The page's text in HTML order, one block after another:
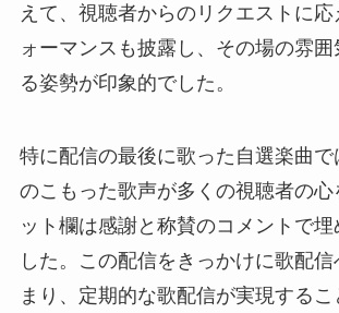
えて、視聴者からのリクエストに
ォーマンスも披露し、その場の雰
る姿勢が印象的でした。
特に配信の最後に歌った自選楽曲
のこもった歌声が多くの視聴者の心
ット欄は感謝と称賛のコメントで埋
した。この配信をきっかけに歌配
まり、定期的な歌配信が実現するこ